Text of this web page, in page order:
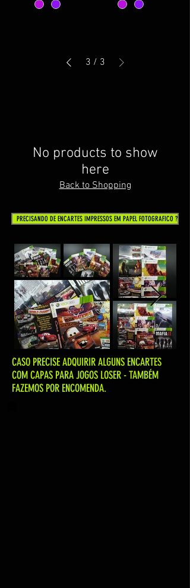
3 / 3
No products to show
here
Back to Shopping
PRECISANDO DE ENCARTES IMPRESSOS EM PAPEL FOTOGRAFICO ?
CASO PRECISE ADQUIRIR ALGUNS ENCARTES
COM CAPAS PARA JOGOS LOSER - TAMBÉM
FAZEMOS POR ENCOMENDA.